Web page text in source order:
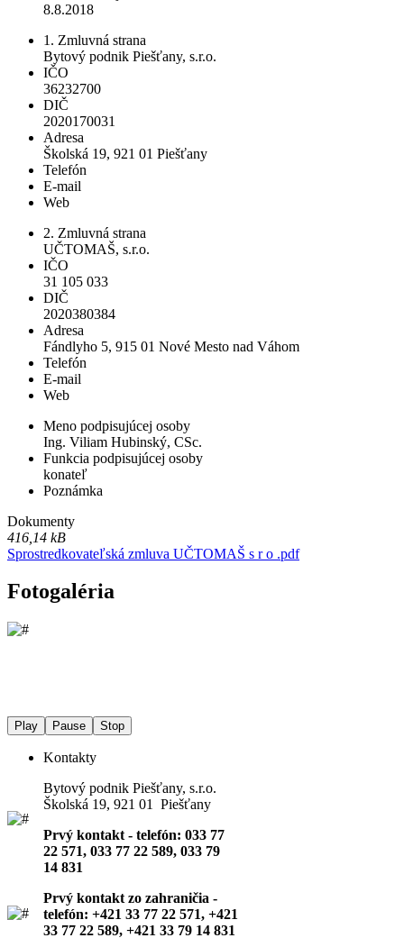
8.8.2018
1. Zmluvná strana
Bytový podnik Piešťany, s.r.o.
IČO
36232700
DIČ
2020170031
Adresa
Školská 19, 921 01 Piešťany
Telefón
E-mail
Web
2. Zmluvná strana
UČTOMAŠ, s.r.o.
IČO
31 105 033
DIČ
2020380384
Adresa
Fándlyho 5, 915 01 Nové Mesto nad Váhom
Telefón
E-mail
Web
Meno podpisujúcej osoby
Ing. Viliam Hubinský, CSc.
Funkcia podpisujúcej osoby
konateľ
Poznámka
Dokumenty
416,14 kB
Sprostredkovateľská zmluva UČTOMAŠ s r o .pdf
Fotogaléria
Play Pause Stop
Kontakty
Bytový podnik Piešťany, s.r.o.
Školská 19, 921 01 Piešťany
Prvý kontakt - telefón: 033 77
22 571, 033 77 22 589, 033 79
14 831
Prvý kontakt zo zahraničia -
telefón: +421 33 77 22 571, +421
33 77 22 589, +421 33 79 14 831